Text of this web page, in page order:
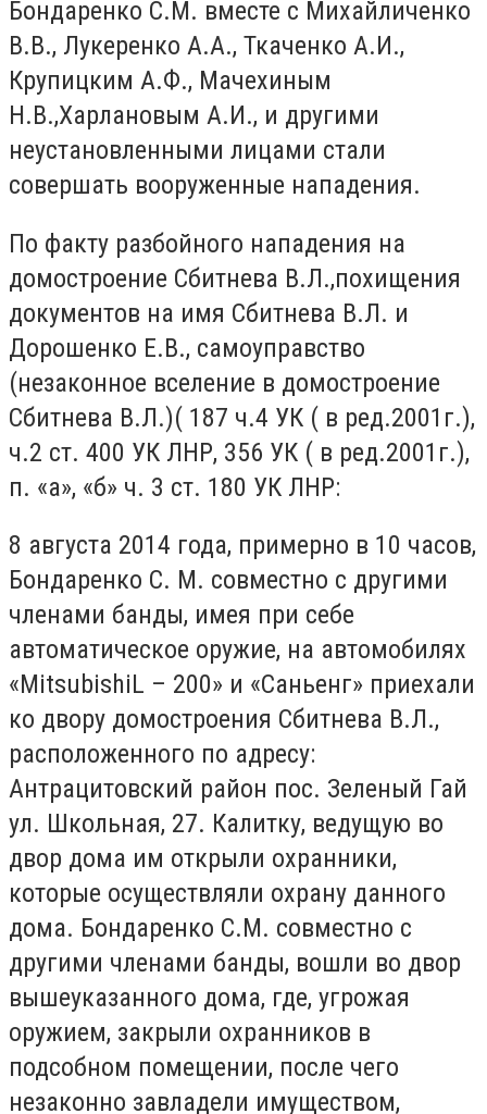
Бондаренко С.М. вместе с Михайличенко
В.В., Лукеренко А.А., Ткаченко А.И.,
Крупицким А.Ф., Мачехиным
Н.В.,Харлановым А.И., и другими
неустановленными лицами стали
совершать вооруженные нападения.
По факту разбойного нападения на
домостроение Сбитнева В.Л.,похищения
документов на имя Сбитнева В.Л. и
Дорошенко Е.В., самоуправство
(незаконное вселение в домостроение
Сбитнева В.Л.)( 187 ч.4 УК ( в ред.2001г.),
ч.2 ст. 400 УК ЛНР, 356 УК ( в ред.2001г.),
п. «а», «б» ч. 3 ст. 180 УК ЛНР:
8 августа 2014 года, примерно в 10 часов,
Бондаренко С. М. совместно с другими
членами банды, имея при себе
автоматическое оружие, на автомобилях
«MitsubishiL – 200» и «Саньенг» приехали
ко двору домостроения Сбитнева В.Л.,
расположенного по адресу:
Антрацитовский район пос. Зеленый Гай
ул. Школьная, 27. Калитку, ведущую во
двор дома им открыли охранники,
которые осуществляли охрану данного
дома. Бондаренко С.М. совместно с
другими членами банды, вошли во двор
вышеуказанного дома, где, угрожая
оружием, закрыли охранников в
подсобном помещении, после чего
незаконно завладели имуществом,